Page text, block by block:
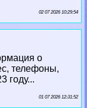
02 07 2026 10:29:54
о
телефоны,
году...
01 07 2026 12:31:52